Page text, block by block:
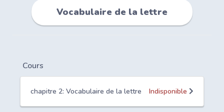
Vocabulaire de la lettre
Cours
chapitre 2: Vocabulaire de la lettre Indisponible